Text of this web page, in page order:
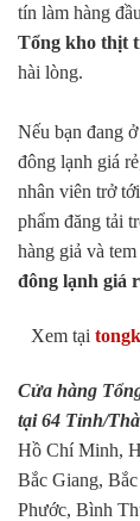
tín làm hàng
Tổng kho thịt
hài lòng.
Nếu bạn đang ở
đông lạnh giá
nhân viên trở
phẩm đăng tải
hàng giả và
đông lạnh giá
Xem tại
Cửa hàng
tại 64 Tỉnh/
Hồ Chí Minh,
Bắc Giang,
Phước, Bình